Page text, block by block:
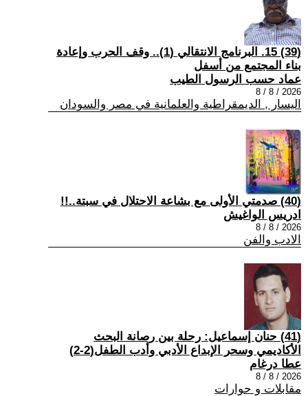
(39) 15. البرنامج الانتقالي (1).. وقف الحرب وإعادة
بناء المجتمع من أسفل
عماد حسب الرسول الطيب
2026 / 8 / 8
اليسار , الديمقراطية والعلمانية في مصر والسودان
(40) صدمتي الأولى مع بشاعة الاحتلال في سبتة..!!
ادريس الواغيش
2026 / 8 / 8
الادب والفن
(41) حنان إسماعيل: رحلة بين رصانة البحث
الأكاديمي وسحر الإبداع الأدبي وأدب الطفل(2-2)
عطا درغام
2026 / 8 / 8
مقابلات و حوارات